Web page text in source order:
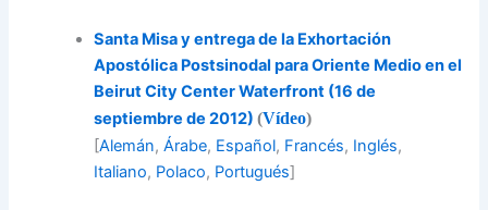
Santa Misa y entrega de la Exhortación
Apostólica Postsinodal para Oriente Medio en el
Beirut City Center Waterfront (16 de
septiembre de 2012) (Vídeo)
[Alemán,Árabe, Español, Francés, Inglés,
Italiano, Polaco, Portugués]